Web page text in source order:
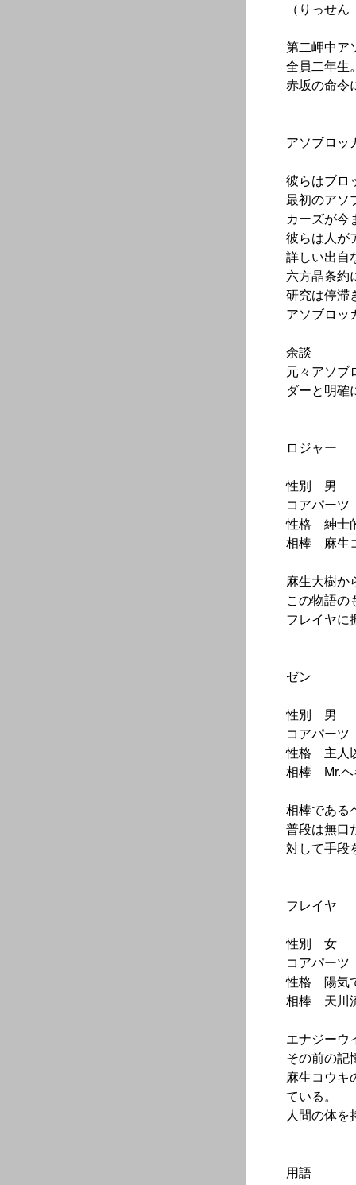
（りっせ
第二岬中ア
全員二年生
赤坂の命令
アソブロッ
彼らはブロ
最初のアソ
カーズが今
彼らは人が
詳しい出自
六方晶条約
研究は停滞
アソブロッ
余談
元々アソブ
ダーと明確
ロジャー
性別 男
コアパー
性格 紳士
相棒 麻生
麻生大樹か
この物語の
フレイヤに
ゼン
性別 男
コアパー
性格 主人
相棒 Mr.ヘ
相棒である
普段は無口
対して手段
フレイヤ
性別 女
コアパー
性格 陽気
相棒 天川
エナジーウ
その前の記
麻生コウキ
ている。
人間の体を
用語